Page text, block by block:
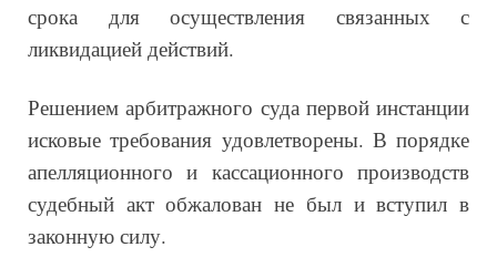
срока для осуществления связанных с
ликвидацией действий.
Решением арбитражного суда первой инстанции
исковые требования удовлетворены. В порядке
апелляционного и кассационного производств
судебный акт обжалован не был и вступил в
законную силу.